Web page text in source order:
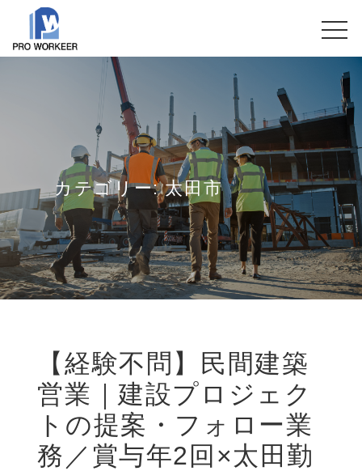
カテゴリー:太田市
【経験不問】民間建築
営業｜建設プロジェク
トの提案・フォロー業
務／賞与年2回×太田勤